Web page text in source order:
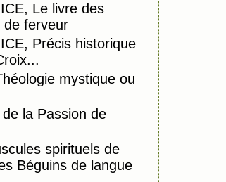
Le livre des
de ferveur
Précis historique
mystique ou
la Passion de
spirituels de
Béguins de langue